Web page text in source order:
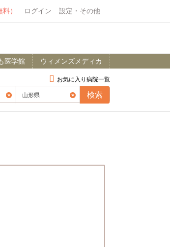
） ログイン 設定・その他
ウィメンズメディカ
医学館
お気に入り病院一覧